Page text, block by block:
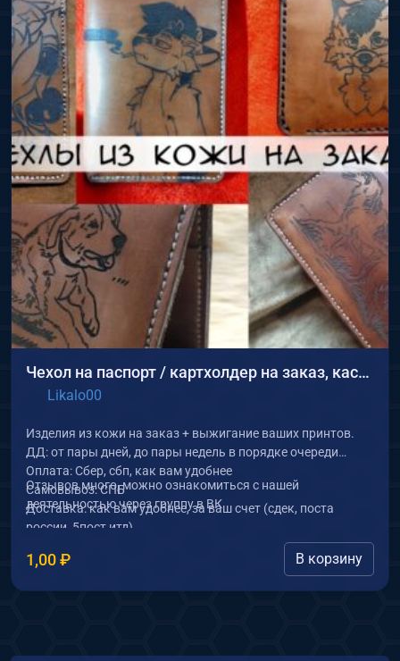
Чехол на паспорт / картхолдер на заказ, кастом
Likalo00
Изделия из кожи на заказ + выжигание ваших принтов.
ДД: от пары дней, до пары недель в порядке очереди
Оплата: Сбер, сбп, как вам удобнее
Самовывоз: СПБ
Доставка: как вам удобнее, за ваш счет (сдек, поста
россии, 5пост итд)
Отзывов много, можно ознакомиться с нашей
деятельностью через группу в ВК
1,00₽ В корзину